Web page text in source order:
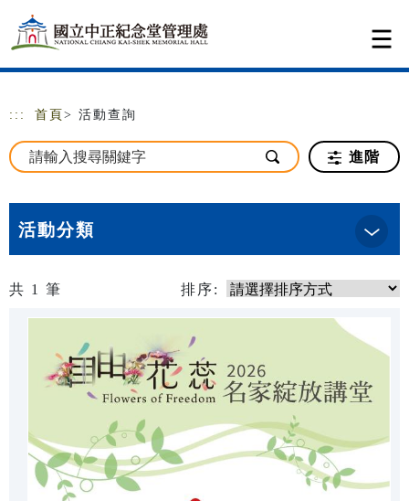
跳到主要內容
網站導覽
::: 首頁 > 活動查詢
進階
活動分類
共 1 筆 排序: